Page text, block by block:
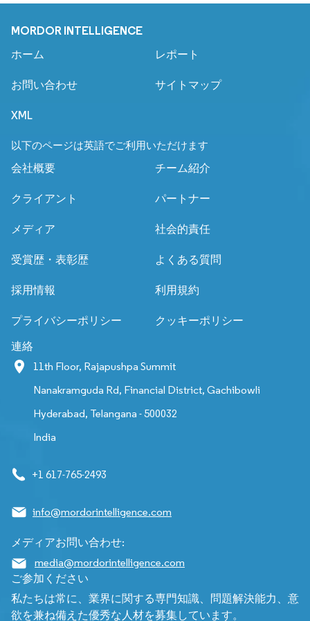
MORDOR INTELLIGENCE
ホーム レポート
お問い合わせ サイトマップ
XML
以下のページは英語でご利用いただけます
会社概要
チーム紹介
クライアント パートナー
メディア 社会的責任
受賞歴・表彰歴 よくある質問
採用情報 利用規約
プライバシーポリシー クッキーポリシー
連絡
11th Floor, Rajapushpa Summit
Nanakramguda Rd, Financial District, Gachibowli
Hyderabad, Telangana - 500032
India
+1 617-765-2493
info@mordorintelligence.com
メディアお問い合わせ:
media@mordorintelligence.com
ご参加ください
私たちは常に、業界に関する専門知識、問題解決能力、意
欲を兼ね備えた優秀な人材を募集しています。